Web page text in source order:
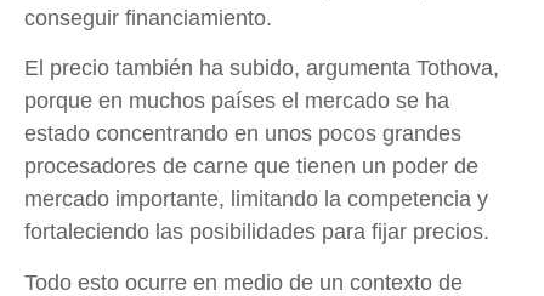
conseguir financiamiento.
El precio también ha subido, argumenta Tothova,
porque en muchos países el mercado se ha
estado concentrando en unos pocos grandes
procesadores de carne que tienen un poder de
mercado importante, limitando la competencia y
fortaleciendo las posibilidades para fijar precios.
Todo esto ocurre en medio de un contexto de